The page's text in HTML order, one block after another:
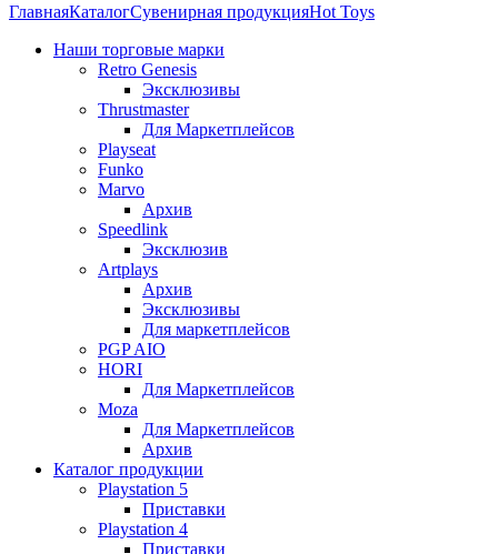
ГлавнаяКаталогСувенирная продукцияHot Toys
Наши торговые марки
Retro Genesis
Эксклюзивы
Thrustmaster
Для Маркетплейсов
Playseat
Funko
Marvo
Архив
Speedlink
Эксклюзив
Artplays
Архив
Эксклюзивы
Для маркетплейсов
PGP AIO
HORI
Для Маркетплейсов
Moza
Для Маркетплейсов
Архив
Каталог продукции
Playstation 5
Приставки
Playstation 4
Приставки